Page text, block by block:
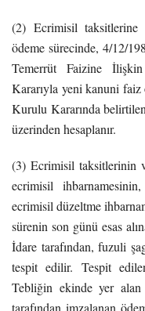
(2) Ecrimisil taksitlerine
ödeme sürecinde, 4/12/
Temerrüt Faizine
Kararıyla yeni kanuni faiz
Kurulu Kararında
üzerinden hesaplanır.
(3) Ecrimisil taksitlerinin
ecrimisil
ecrimisil düzeltme
sürenin son günü esas
İdare tarafından, fuzuli
tespit edilir. Tespit
Tebliğin ekinde yer alan
tarafından imzalanan